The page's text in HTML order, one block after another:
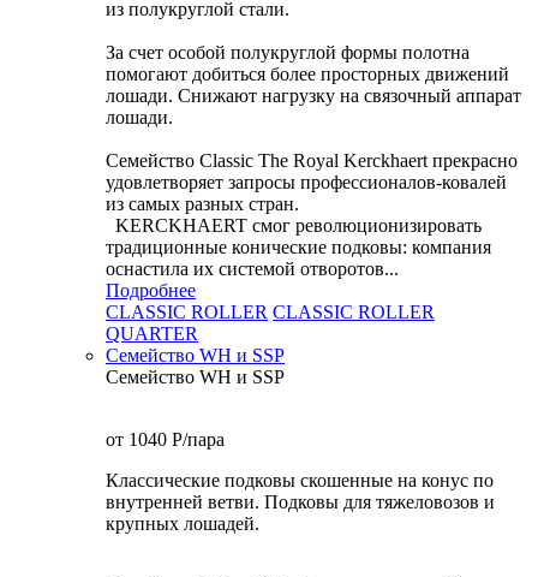
из полукруглой стали.
За счет особой полукруглой формы полотна
помогают добиться более просторных движений
лошади. Снижают нагрузку на связочный аппарат
лошади.
Семейство Classic The Royal Kerckhaert прекрасно
удовлетворяет запросы профессионалов-ковалей
из самых разных стран.
KERCKHAERT смог революционизировать
традиционные конические подковы: компания
оснастила их системой отворотов...
Подробнее
CLASSIC ROLLER CLASSIC ROLLER
QUARTER
Семейство WH и SSP
Семейство WH и SSP
от 1040 P/пара
Классические подковы скошенные на конус по
внутренней ветви. Подковы для тяжеловозов и
крупных лошадей.